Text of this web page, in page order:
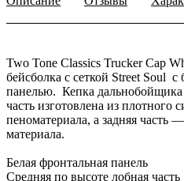
Two Tone Classics Trucker Cap
бейсболка с сеткой Street Soul с
панелью. Кепка
часть изготовлена из плотного
пеноматериала, а задняя часть
материала.
Белая фронтальная панель
Средняя по высоте лобная часть